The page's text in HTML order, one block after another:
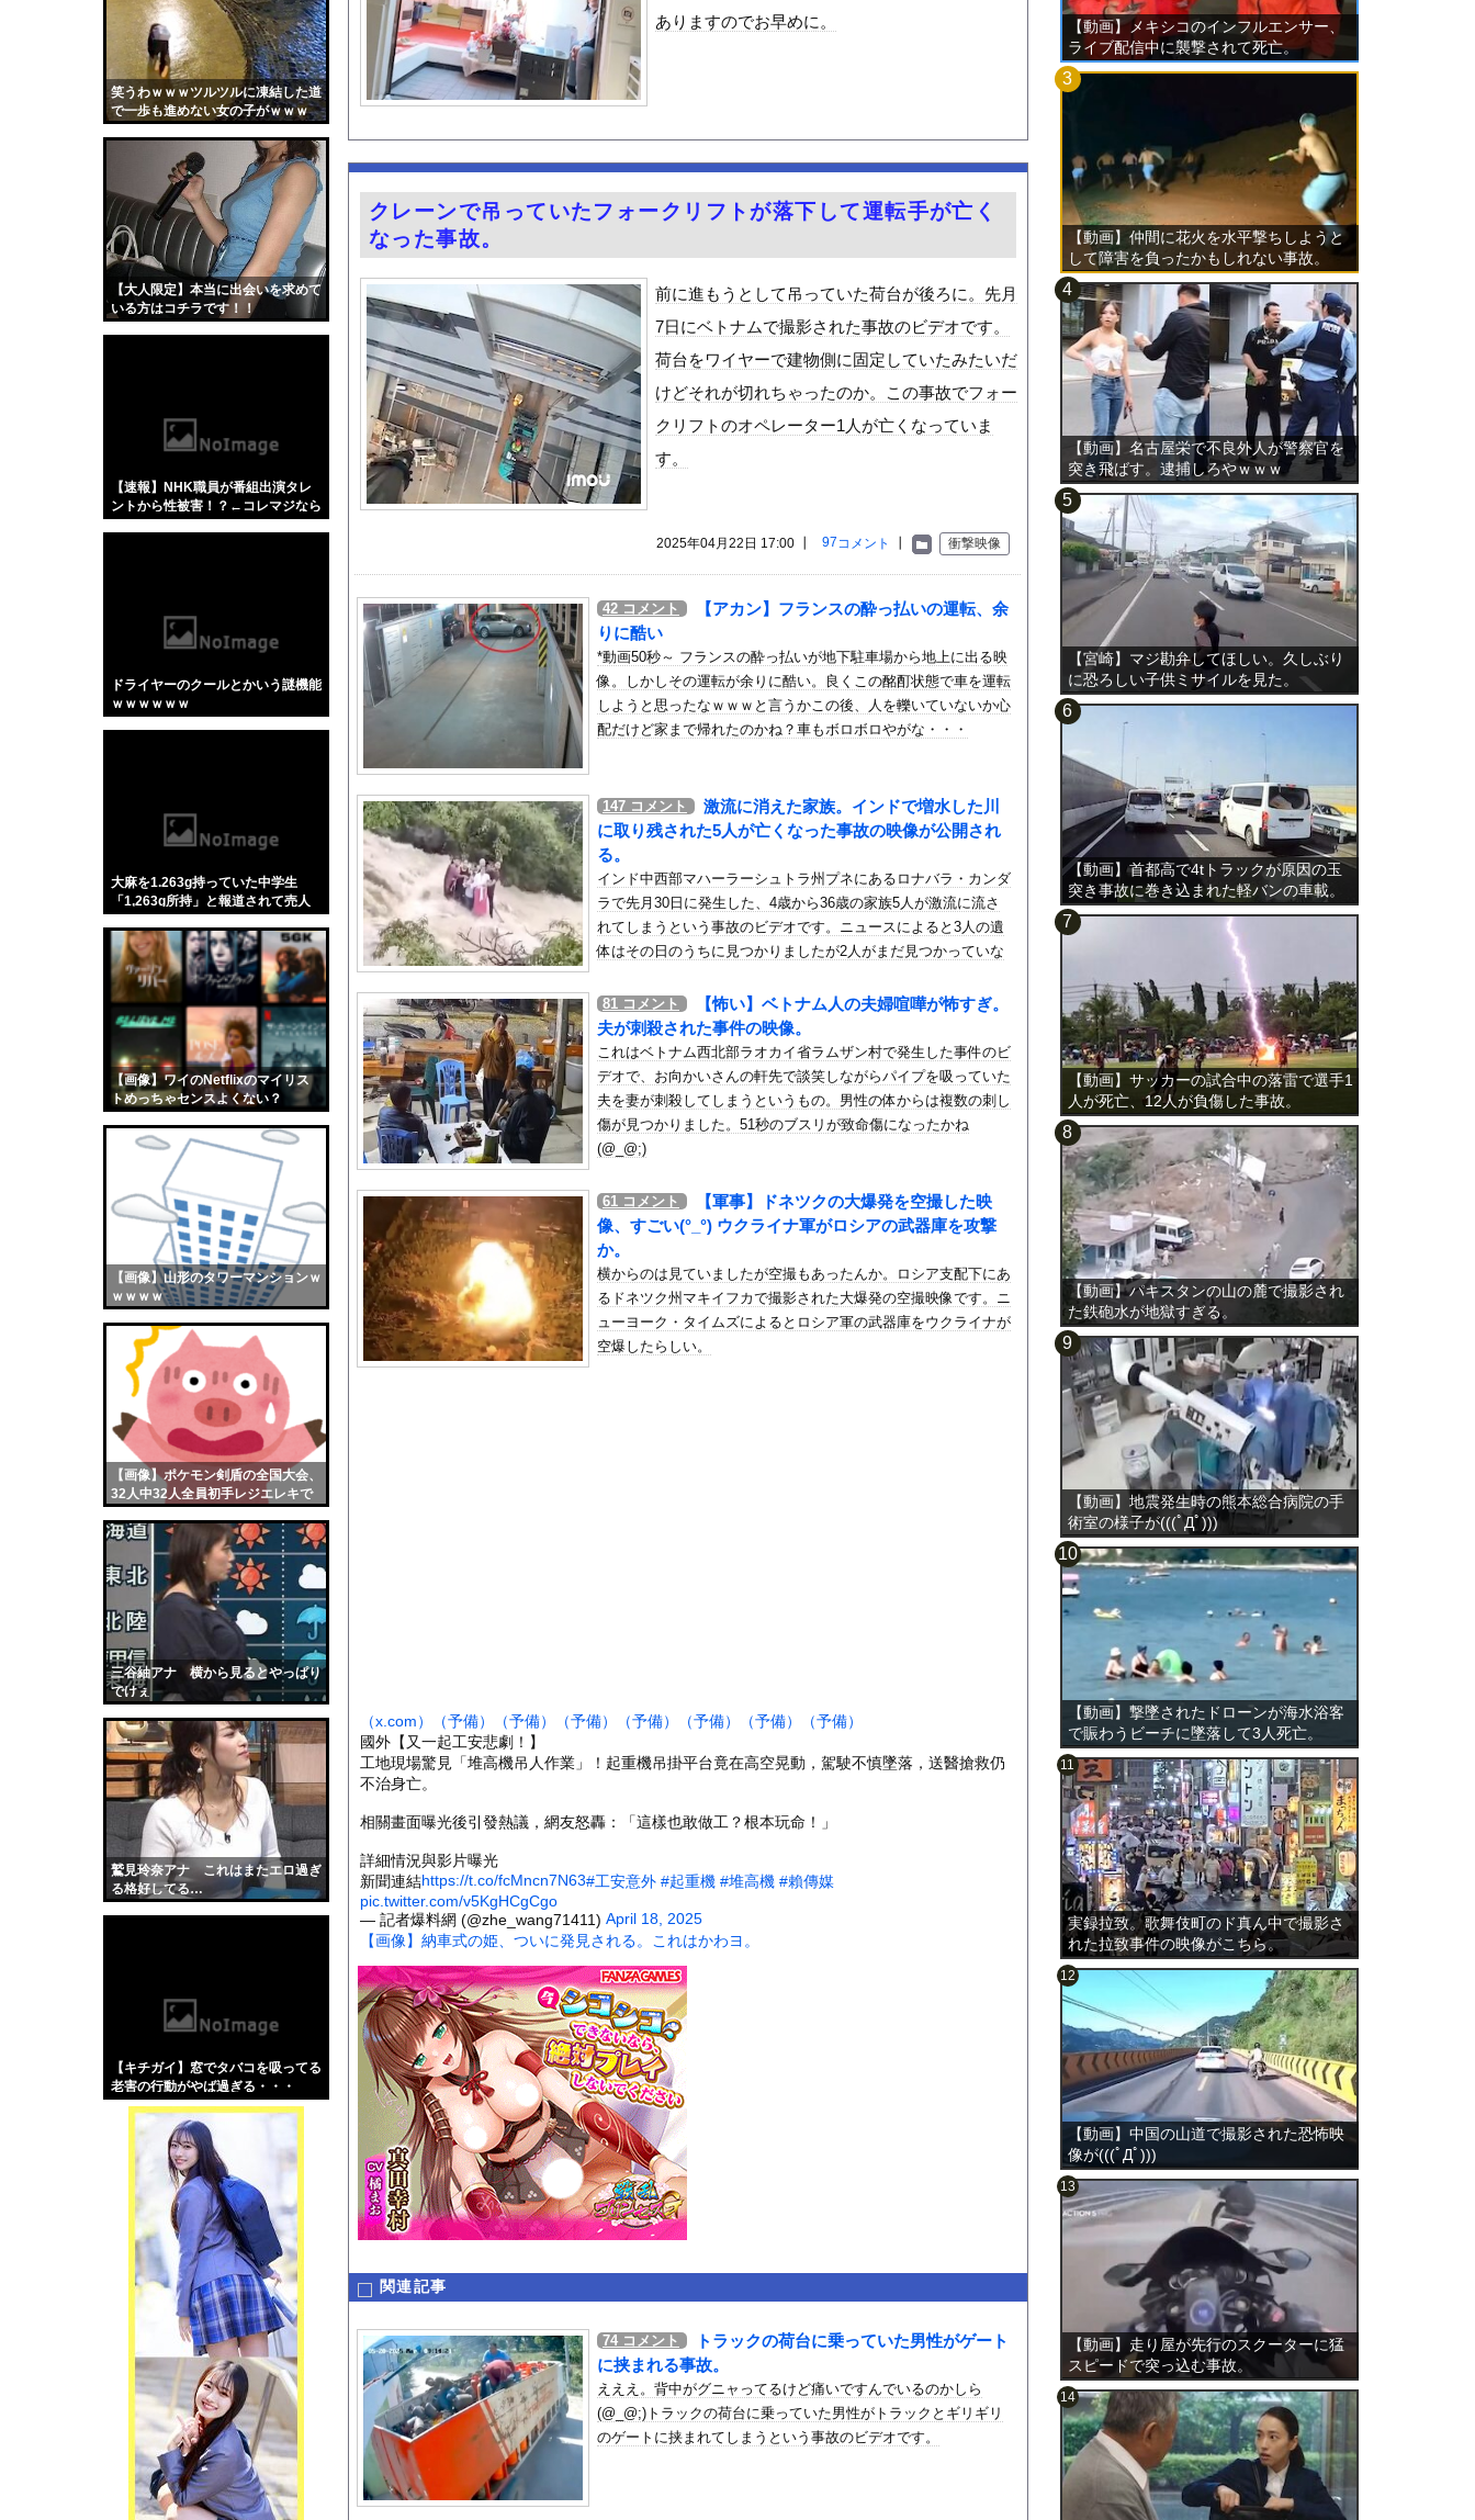
笑うわｗｗｗツルツルに凍結した道
で一歩も進めない女の子がｗｗｗ
【大人限定】本当に出会いを求めて
いる方はコチラです！！
【速報】NHK職員が番組出演タレ
ントから性被害！？←コレマジなら
ドライヤーのクールとかいう謎機能
ｗｗｗｗｗｗ
大麻を1.263g持っていた中学生
「1,263g所持」と報道されて売人
【画像】ワイのNetflixのマイリス
トめっちゃセンスよくない？
【画像】山形のタワーマンションｗ
ｗｗｗｗ
【画像】ポケモン剣盾の全国大会、
32人中32人全員初手レジエレキで
三谷紬アナ 横から見るとやっぱり
でけぇ
鷲見玲奈アナ これはまたエロ過ぎ
る格好してる…
【キチガイ】窓でタバコを吸ってる
老害の行動がやば過ぎる・・・
日本旅行キャンセルすべきか…1万年ぶり史上最大級の火山の兆し＝韓国の反応
うちのネコが目の前にいた。私が上に物を投げるフリをする → 猫はこうなります…
【驚愕】SNSで異性とやりとり《不倫》になる？→既婚男女の約7割がまさかの『こう』回...
【動画】韓国アイドルさん、エロさが限界点を超えてしまう
一般人を遥かに超えた最高のIcupを持つ超一般人がAVデビュー！！
【昆虫食】食用コオロギビジネスで破産したグリラス社長 みんなにコオロギ食を広める為に...
二郎ってニンニク要らんよな
【朗報】マツダ、新型CX-5が売れて黒字転換！！
畑下由佳アナ ニットの胸元がくっきり！！
「THE NORTH FACE」の人気が低下・・・
積水ハウス「地面師に55億円騙し取られた…」 ワイ「はえーかわいそう…会社滅茶苦茶や...
『Re：ゼロから始める異世界生活』60話感想 氷上のバトル！レグルスの権能とは！
【画像】キス釣りするんや
【Xの車窓から】オービスかと思ったら野生の炊飯器で草 ほか
【ポロリ悲話】ネットで拡散してるおっぱいポロリ動画、何故か叩かれる・・・
【衝撃】「かわいい虫」ランキング、ついに発表される
英国人「ようこそ」冨安健洋、クリスタルパレス加入が決定的に！メディカル検査をパス！現...
【朗報】 海邉朱莉、「ビキニデカい動画」が出回る→ミーグリが売れるｗｗｗｗｗｗ
海外「日本の住宅街にこんなレ●プ魔が潜んでるとかマジかよ…さすがHENTAIの国…」
「彼氏居ないんでしょ？〇〇君と付き合ったら？」とか言ってくるウザい人なんなの？しかも...
【デレマス漫画】シンデレラガールズの日常「愛を伝えて♡」を公開
スマスロバジリスク4（アクロス/ユニバーサル）
ジャンポケ斎藤と代理人のやりとり、「地獄すぎて完全にコントになってる……」と衝撃を受...
Jリーグ本日開幕ｗｗｗｗｗｗｗｗｗｗ
【日向坂46】Zepp Osaka、客席が想像以上にヤバい…
大阪府警の犯人射殺動画、全く撃ち殺す必要なかったwww
【GIF動画】宮城の可愛すぎるチアさん、甲子園で発見される
【画像】ジャンプ人気漫画最新刊の表紙、ヤバ過ぎる。お前ら元ネタ分かるか？
【動画】顔30お○ぱい100のグラドル、あたシコってしまうｗｗｗ
SES10年目のワイ、転職するか迷う
【江別事件】大学生リンチ殺人主犯の男(当時18歳)に「無期懲役」の判決
【画像】おまえらくんの机がこの女の子の椅子にされてたらｗｗｗ
【画像】この女優さん、可愛すぎる
【朗報】齋藤飛鳥、前屈みで完全に見えてる動画が拡散されてしまう…
海外「日本よ、お前がナンバーワンだ」 熊本地震直後の日本の対応のスピードに世界が衝撃
勇気を出して白人美女にチン凸したアジア人短小男
、爆笑されてしまうｗｗｗ
10年もの間浮気してた嫁。まさかと思い長男のDNA鑑定をするがいいな？と問うと、元嫁...
ウクライナ侵攻以降、ロシア軍兵士のHIV感染が2000％急増…ウクライナメディア！
【配信者】「金バエ」のSNS更新が1週間途絶え、様々な憶測が飛び交う。1週間ぶりの投...
【画像】女の子「危機管理フォーーーーム！！！」
6時間動かず浮かんだ「発光する球体」!? コロラド上空に現れた正体不明物体の目撃談【...
【画像】小倉ゆうか(27)さん、7年ぶり『FRIDAY』表紙で神ボディ大解放
全く泳げない人がウォータースライダーをやるとこうなる
【動画】サーフィンでチューブライディング、チューブの中からの映像が凄い
【黒歴史】こういう昔の大学ヤリサーの流出エロ動画（顔出し）が一番抜ける
韓国人「安貞桓が韓国代表に激怒！『惨憺たる結果、徹底的な刷新が必要だ』と監督や協会を...
ケンタッキーとか言う唐揚げ屋ｗｗｗｗｗ
【画像】このAVが性癖ブッ刺さりで精子ドクドク作られるわｗｗｗｗ
【悲報】味噌ラーメンで行列、出来ない
【中国】男の子が爆竹に点火 マンホールが爆発しふた吹き飛ぶ
【画像】伊藤舞雪とかいうＡＶ女優ｗｗｗｗｗｗｗｗｗｗw
【緊急】肛門にスティックのり入れたけど出てこないの！！
お知らせ
【動画】よく助けられたな。岐阜の川で外国人が溺れてしまう事故。
Powered by livedoor 相互RSS
示されません。
ありますのでお早めに。
クレーンで吊っていたフォークリフトが落下して運転手が亡く
なった事故。
前に進もうとして吊っていた荷台が後ろに。先月
7日にベトナムで撮影された事故のビデオです。
荷台をワイヤーで建物側に固定していたみたいだ
けどそれが切れちゃったのか。この事故でフォー
クリフトのオペレーター1人が亡くなっていま
す。
衝撃映像
97コメント
2025年04月22日 17:00 ┃
42 コメント
【アカン】フランスの酔っ払いの運転、余
りに酷い
*動画50秒～ フランスの酔っ払いが地下駐車場から地上に出る映
像。しかしその運転が余りに酷い。良くこの酩酊状態で車を運転
しようと思ったなｗｗｗと言うかこの後、人を轢いていないか心
配だけど家まで帰れたのかね？車もボロボロやがな・・・
147 コメント
激流に消えた家族。インドで増水した川
に取り残された5人が亡くなった事故の映像が公開され
る。
インド中西部マハーラーシュトラ州プネにあるロナバラ・カンダ
ラで先月30日に発生した、4歳から36歳の家族5人が激流に流さ
れてしまうという事故のビデオです。ニュースによると3人の遺
体はその日のうちに見つかりましたが2人がまだ見つかっていな
81 コメント
【怖い】ベトナム人の夫婦喧嘩が怖すぎ。
夫が刺殺された事件の映像。
これはベトナム西北部ラオカイ省ラムザン村で発生した事件のビ
デオで、お向かいさんの軒先で談笑しながらパイプを吸っていた
夫を妻が刺殺してしまうというもの。男性の体からは複数の刺し
傷が見つかりました。51秒のブスリが致命傷になったかね
(@_@;)
61 コメント
【軍事】ドネツクの大爆発を空撮した映
像、すごい(°_°) ウクライナ軍がロシアの武器庫を攻撃
か。
横からのは見ていましたが空撮もあったんか。ロシア支配下にあ
るドネツク州マキイフカで撮影された大爆発の空撮映像です。ニ
ューヨーク・タイムズによるとロシア軍の武器庫をウクライナが
空爆したらしい。
（x.com） （予備） （予備） （予備） （予備） （予備） （予備）
（予備）
國外【又一起工安悲劇！】
工地現場驚見「堆高機吊人作業」！起重機吊掛平台竟在高空晃動，駕駛不慎墜落，送醫搶救仍
不治身亡。
相關畫面曝光後引發熱議，網友怒轟：「這樣也敢做工？根本玩命！」
詳細情況與影片曝光
新聞連結https://t.co/fcMncn7N63#工安意外 #起重機 #堆高機 #賴傳媒
pic.twitter.com/v5KgHCgCgo
— 記者爆料網 (@zhe_wang71411) April 18, 2025
【画像】納車式の姫、ついに発見される。これはかわヨ。
関連記事
74 コメント
トラックの荷台に乗っていた男性がゲート
に挟まれる事故。
えええ。背中がグニャってるけど痛いですんでいるのかしら
(@_@;)トラックの荷台に乗っていた男性がトラックとギリギリ
のゲートに挟まれてしまうという事故のビデオです。
【動画】メキシコのインフルエンサー、
ライブ配信中に襲撃されて死亡。
【動画】仲間に花火を水平撃ちしようと
して障害を負ったかもしれない事故。
【動画】名古屋栄で不良外人が警察官を
突き飛ばす。逮捕しろやｗｗｗ
【宮崎】マジ勘弁してほしい。久しぶり
に恐ろしい子供ミサイルを見た。
【動画】首都高で4tトラックが原因の玉
突き事故に巻き込まれた軽バンの車載。
【動画】サッカーの試合中の落雷で選手1
人が死亡、12人が負傷した事故。
【動画】パキスタンの山の麓で撮影され
た鉄砲水が地獄すぎる。
【動画】地震発生時の熊本総合病院の手
術室の様子が(((ﾟДﾟ)))
【動画】撃墜されたドローンが海水浴客
で賑わうビーチに墜落して3人死亡。
実録拉致。歌舞伎町のド真ん中で撮影さ
れた拉致事件の映像がこちら。
【動画】中国の山道で撮影された恐怖映
像が(((ﾟДﾟ)))
【動画】走り屋が先行のスクーターに猛
スピードで突っ込む事故。